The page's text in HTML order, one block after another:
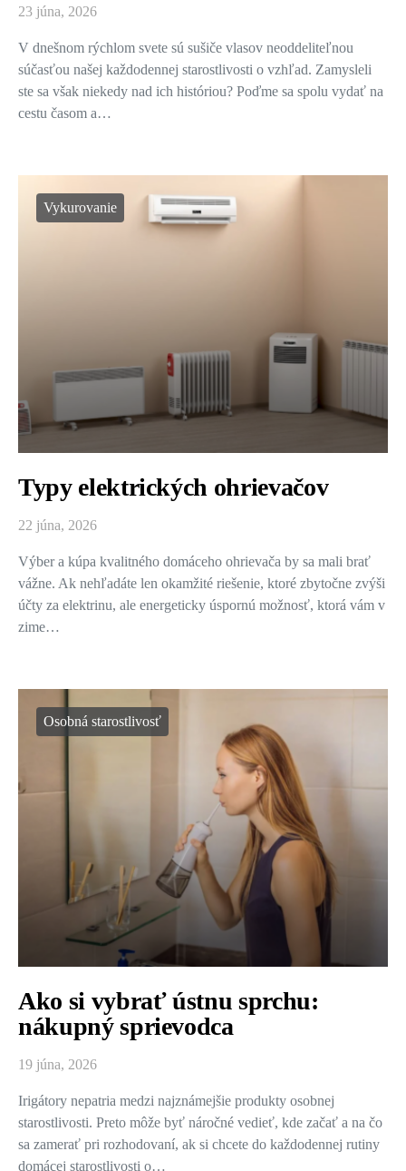
23 júna, 2026
V dnešnom rýchlom svete sú sušiče vlasov neoddeliteľnou
súčasťou našej každodennej starostlivosti o vzhľad. Zamysleli
ste sa však niekedy nad ich históriou? Poďme sa spolu vydať na
cestu časom a…
Vykurovanie
Typy elektrických ohrievačov
22 júna, 2026
Výber a kúpa kvalitného domáceho ohrievača by sa mali brať
vážne. Ak nehľadáte len okamžité riešenie, ktoré zbytočne zvýši
účty za elektrinu, ale energeticky úspornú možnosť, ktorá vám v
zime…
Osobná starostlivosť
Ako si vybrať ústnu sprchu:
nákupný sprievodca
19 júna, 2026
Irigátory nepatria medzi najznámejšie produkty osobnej
starostlivosti. Preto môže byť náročné vedieť, kde začať a na čo
sa zamerať pri rozhodovaní, ak si chcete do každodennej rutiny
domácej starostlivosti o…